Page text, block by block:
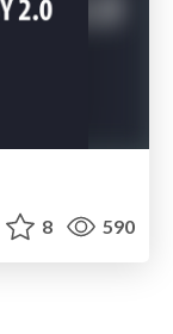
8 590